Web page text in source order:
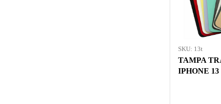
SKU: 13t
TAMPA
IPHONE